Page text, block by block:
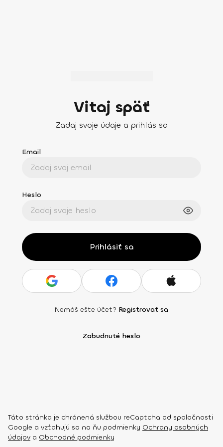
Vitaj späť
Zadaj svoje údaje a prihlás sa
Email
Heslo
Prihlásiť sa
Nemáš ešte účet? Registrovať sa
Zabudnuté heslo
Táto stránka je chránená službou reCaptcha od spoločnosti
Google a vzťahujú sa na ňu podmienky Ochrany osobných
údajov a Obchodné podmienky